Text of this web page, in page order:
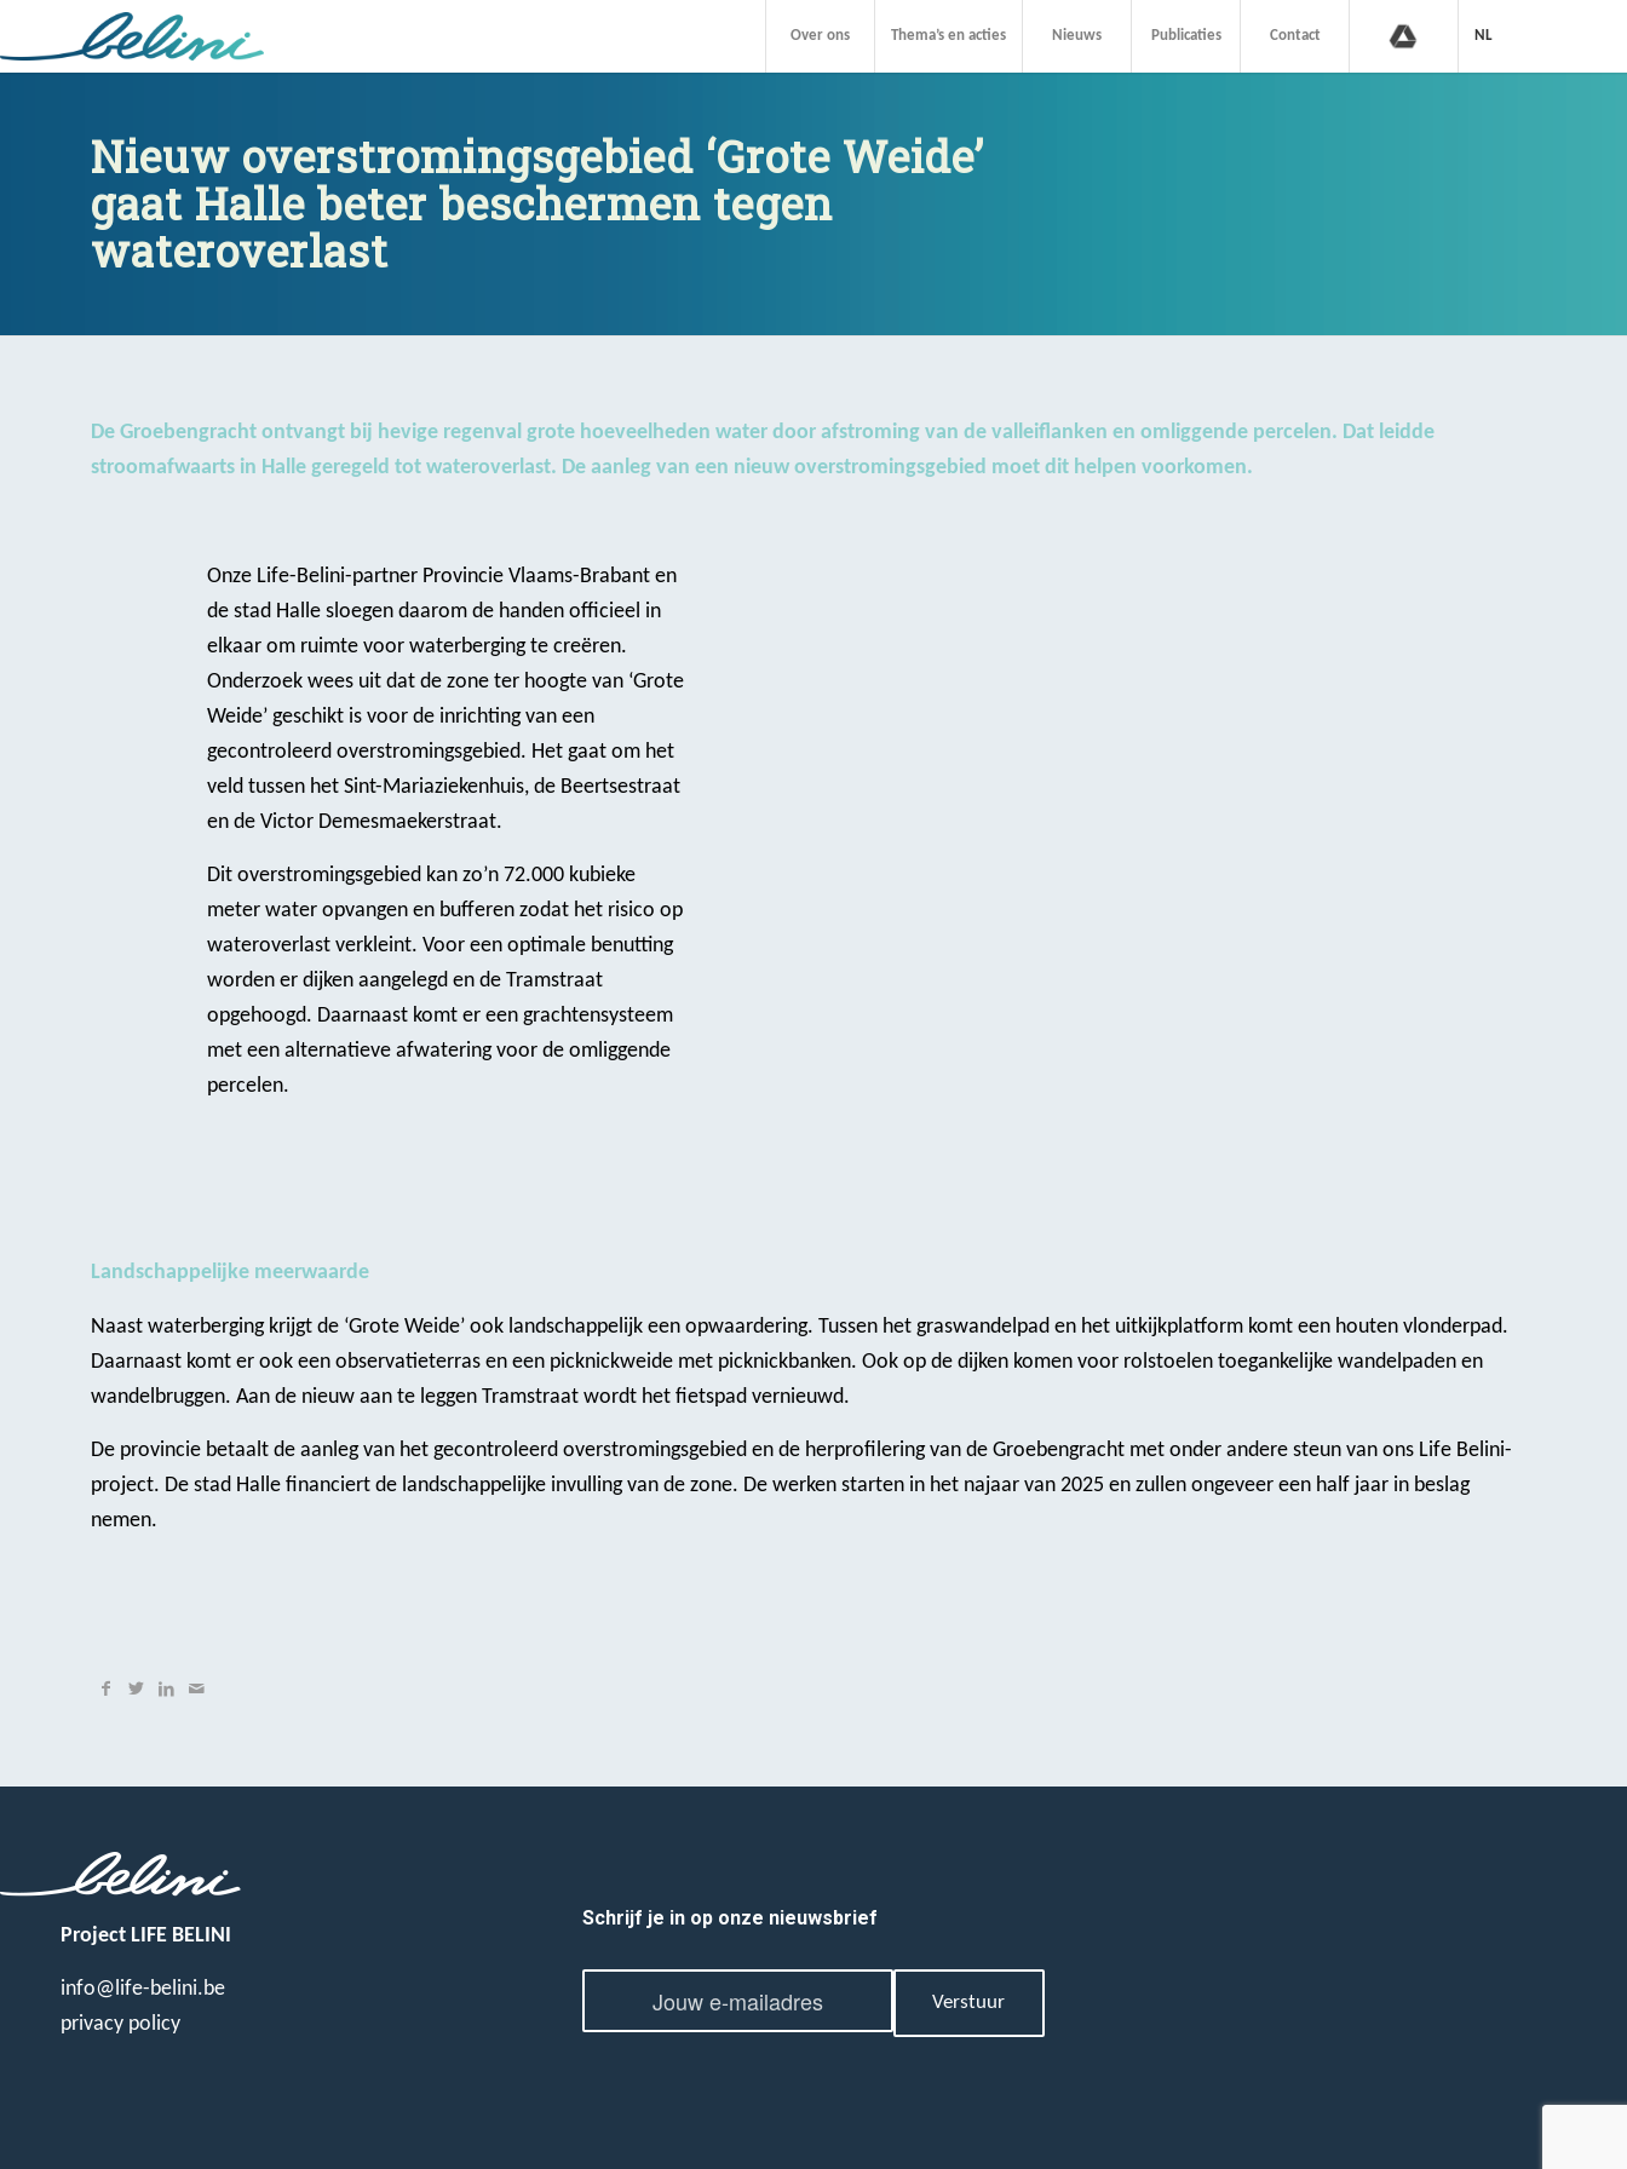
Over ons Thema’s en acties Nieuws Publicaties Contact NL
Nieuw overstromingsgebied ‘Grote Weide’ gaat Halle
Nieuw overstromingsgebied ‘Grote Weide’
gaat Halle beter beschermen tegen
wateroverlast
De Groebengracht ontvangt bij hevige regenval grote hoeveelheden water door afstroming van de valleiflanken en omliggende percelen. Dat leidde
stroomafwaarts in Halle geregeld tot wateroverlast. De aanleg van een nieuw overstromingsgebied moet dit helpen voorkomen.
Onze Life-Belini-partner Provincie Vlaams-Brabant en
de stad Halle sloegen daarom de handen officieel in
elkaar om ruimte voor waterberging te creëren.
Onderzoek wees uit dat de zone ter hoogte van ‘Grote
Weide’ geschikt is voor de inrichting van een
gecontroleerd overstromingsgebied. Het gaat om het
veld tussen het Sint-Mariaziekenhuis, de Beertsestraat
en de Victor Demesmaekerstraat.
​Dit overstromingsgebied kan zo’n 72.000 kubieke
meter water opvangen en bufferen zodat het risico op
wateroverlast verkleint. Voor een optimale benutting
worden er dijken aangelegd en de Tramstraat
opgehoogd. Daarnaast komt er een grachtensysteem
met een alternatieve afwatering voor de omliggende
percelen.
Landschappelijke meerwaarde
Naast waterberging krijgt de ‘Grote Weide’ ook landschappelijk een opwaardering. Tussen het graswandelpad en het uitkijkplatform komt een houten vlonderpad.
Daarnaast komt er ook een observatieterras en een picknickweide met picknickbanken. Ook op de dijken komen voor rolstoelen toegankelijke wandelpaden en
wandelbruggen. Aan de nieuw aan te leggen Tramstraat wordt het fietspad vernieuwd.
De provincie betaalt de aanleg van het gecontroleerd overstromingsgebied en de herprofilering van de Groebengracht met onder andere steun van ons Life Belini-
project. De stad Halle financiert de landschappelijke invulling van de zone. De werken starten in het najaar van 2025 en zullen ongeveer een half jaar in beslag
nemen.
Project LIFE BELINI
info@life-belini.be
privacy policy
Schrijf je in op onze nieuwsbrief
E
a
Verstuur